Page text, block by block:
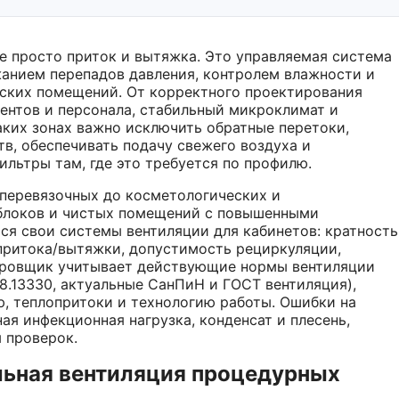
просто приток и вытяжка. Это управляемая система
перепадов давления, контролем влажности и
помещений. От корректного проектирования
и персонала, стабильный микроклимат и
зонах важно исключить обратные перетоки,
обеспечивать подачу свежего воздуха и
там, где это требуется по профилю.
до косметологических и
и чистых помещений с повышенными
свои системы вентиляции для кабинетов: кратность
вытяжки, допустимость рециркуляции,
учитывает действующие нормы вентиляции
актуальные СанПиН и ГОСТ вентиляция),
и технологию работы. Ошибки на
инфекционная нагрузка, конденсат и плесень,
вентиляция процедурных